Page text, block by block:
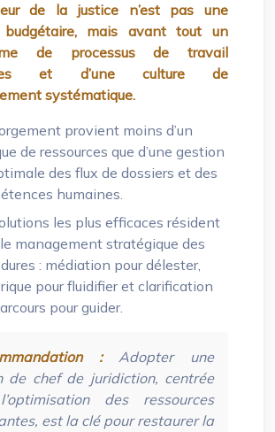
de la justice n’est pas une
mais avant tout un
de processus de travail
et d’une culture de
systématique.
provient moins d’un
de ressources que d’une gestion
des flux de dossiers et des
humaines.
les plus efficaces résident
management stratégique des
: médiation pour délester,
pour fluidifier et clarification
pour guider.
:Adopter une
de chef de juridiction, centrée
des ressources
est la clé pour restaurer la